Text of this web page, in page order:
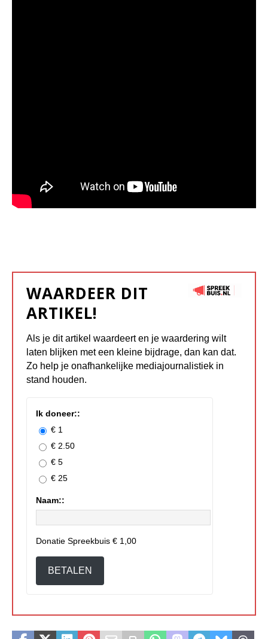
WAARDEER DIT
ARTIKEL!
Als je dit artikel waardeert en je waardering wilt
laten blijken met een kleine bijdrage, dan kan dat.
Zo help je onafhankelijke mediajournalistiek in
stand houden.
Ik doneer::
€ 1
€ 2.50
€ 5
€ 25
Naam::
Donatie Spreekbuis € 1,00
BETALEN